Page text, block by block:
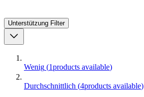
Unterstützung Filter
Wenig (1products available)
Durchschnittlich (4products available)